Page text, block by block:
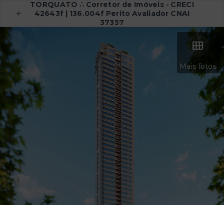
TORQUATO ∴ Corretor de Imóveis - CRECI
42643f | 136.004f Perito Avaliador CNAI
37357
Mais fotos